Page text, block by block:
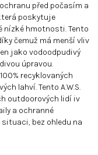
před počasím a
poskytuje
nízké hmotnosti. Tento
čemuž má menší vliv
jako vodoodpudivý
úpravou.
recyklovaných
lahví. Tento A.W.S.
outdoorových lidí iv
a ochranné
bez ohledu na